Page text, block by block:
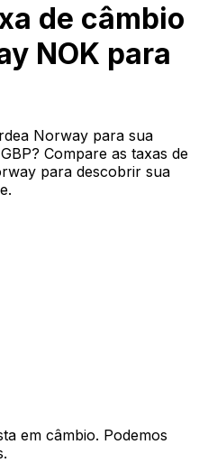
de câmbio
NOK para
Norway para sua
Compare as taxas de
para descobrir sua
em câmbio. Podemos